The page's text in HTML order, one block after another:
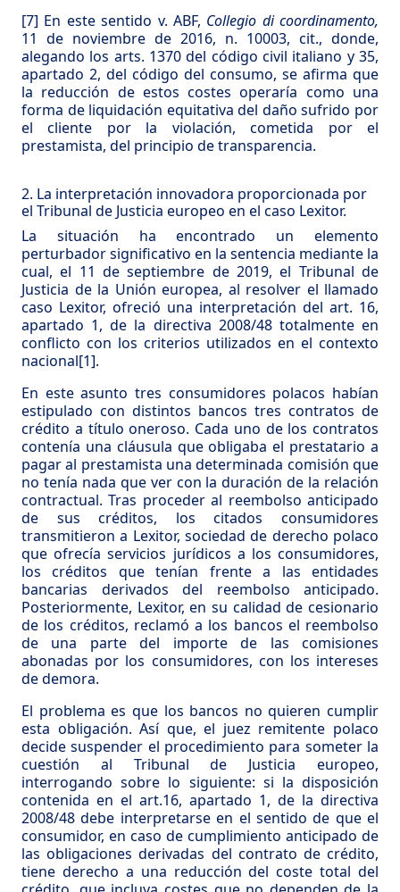
[7] En este sentido v. ABF, Collegio di coordinamento,
11 de noviembre de 2016, n. 10003, cit., donde,
alegando los arts. 1370 del código civil italiano y 35,
apartado 2, del código del consumo, se afirma que
la reducción de estos costes operaría como una
forma de liquidación equitativa del daño sufrido por
el cliente por la violación, cometida por el
prestamista, del principio de transparencia.
2. La interpretación innovadora proporcionada por
el Tribunal de Justicia europeo en el caso Lexitor.
La situación ha encontrado un elemento
perturbador significativo en la sentencia mediante la
cual, el 11 de septiembre de 2019, el Tribunal de
Justicia de la Unión europea, al resolver el llamado
caso Lexitor, ofreció una interpretación del art. 16,
apartado 1, de la directiva 2008/48 totalmente en
conflicto con los criterios utilizados en el contexto
nacional[1].
En este asunto tres consumidores polacos habían
estipulado con distintos bancos tres contratos de
crédito a título oneroso. Cada uno de los contratos
contenía una cláusula que obligaba el prestatario a
pagar al prestamista una determinada comisión que
no tenía nada que ver con la duración de la relación
contractual. Tras proceder al reembolso anticipado
de sus créditos, los citados consumidores
transmitieron a Lexitor, sociedad de derecho polaco
que ofrecía servicios jurídicos a los consumidores,
los créditos que tenían frente a las entidades
bancarias derivados del reembolso anticipado.
Posteriormente, Lexitor, en su calidad de cesionario
de los créditos, reclamó a los bancos el reembolso
de una parte del importe de las comisiones
abonadas por los consumidores, con los intereses
de demora.
El problema es que los bancos no quieren cumplir
esta obligación. Así que, el juez remitente polaco
decide suspender el procedimiento para someter la
cuestión al Tribunal de Justicia europeo,
interrogando sobre lo siguiente: si la disposición
contenida en el art.16, apartado 1, de la directiva
2008/48 debe interpretarse en el sentido de que el
consumidor, en caso de cumplimiento anticipado de
las obligaciones derivadas del contrato de crédito,
tiene derecho a una reducción del coste total del